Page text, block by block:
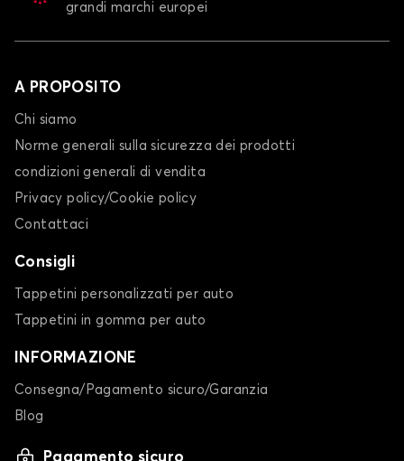
grandi marchi europei
A PROPOSITO
Chi siamo
Norme generali sulla sicurezza dei prodotti
condizioni generali di vendita
Privacy policy/Cookie policy
Contattaci
Consigli
Tappetini personalizzati per auto
Tappetini in gomma per auto
INFORMAZIONE
Consegna/Pagamento sicuro/Garanzia
Blog